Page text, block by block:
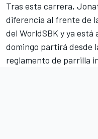
Tras esta carrera,
diferencia al frente de
del WorldSBK y ya está
domingo partirá desde
reglamento de parrilla